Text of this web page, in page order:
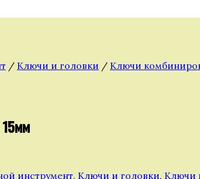
/ Ключи и головки / Ключи
инструмент, Ключи и головки, Ключи